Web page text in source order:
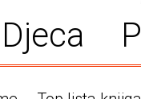
Djeca